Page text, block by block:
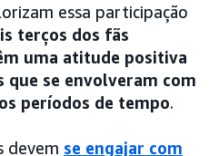
essa participação
terços dos fãs
uma atitude positiva
que se envolveram com
períodos de tempo.
devem se engajar com